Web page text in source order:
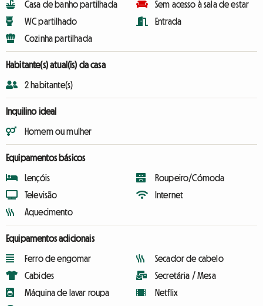
Casa de banho partilhada
WC partilhado
Cozinha partilhada
Sem acesso à sala de estar
Entrada
Habitante(s) atual(is) da casa
2 habitante(s)
Inquilino ideal
Homem ou mulher
Equipamentos básicos
Lençóis
Televisão
Aquecimento
Roupeiro/Cómoda
Internet
Equipamentos adicionais
Ferro de engomar
Cabides
Máquina de lavar roupa
Secador de cabelo
Secretária / Mesa
Netflix